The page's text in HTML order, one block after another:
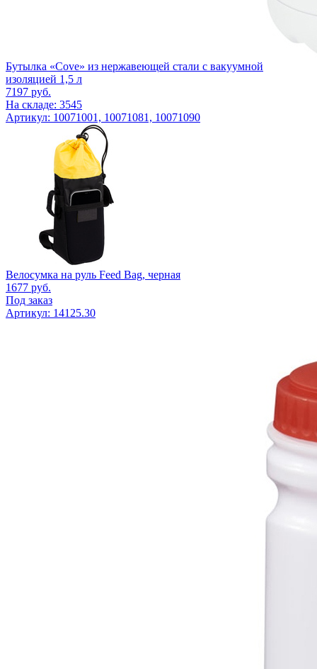
Бутылка «Cove» из нержавеющей стали с вакуумной
изоляцией 1,5 л
7197 руб.
На складе: 3545
Артикул: 10071001, 10071081, 10071090
Велосумка на руль Feed Bag, черная
1677 руб.
Под заказ
Артикул: 14125.30